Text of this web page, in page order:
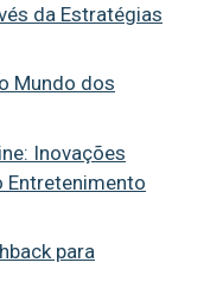
da Estratégias
Mundo dos
Inovações
Entretenimento
para